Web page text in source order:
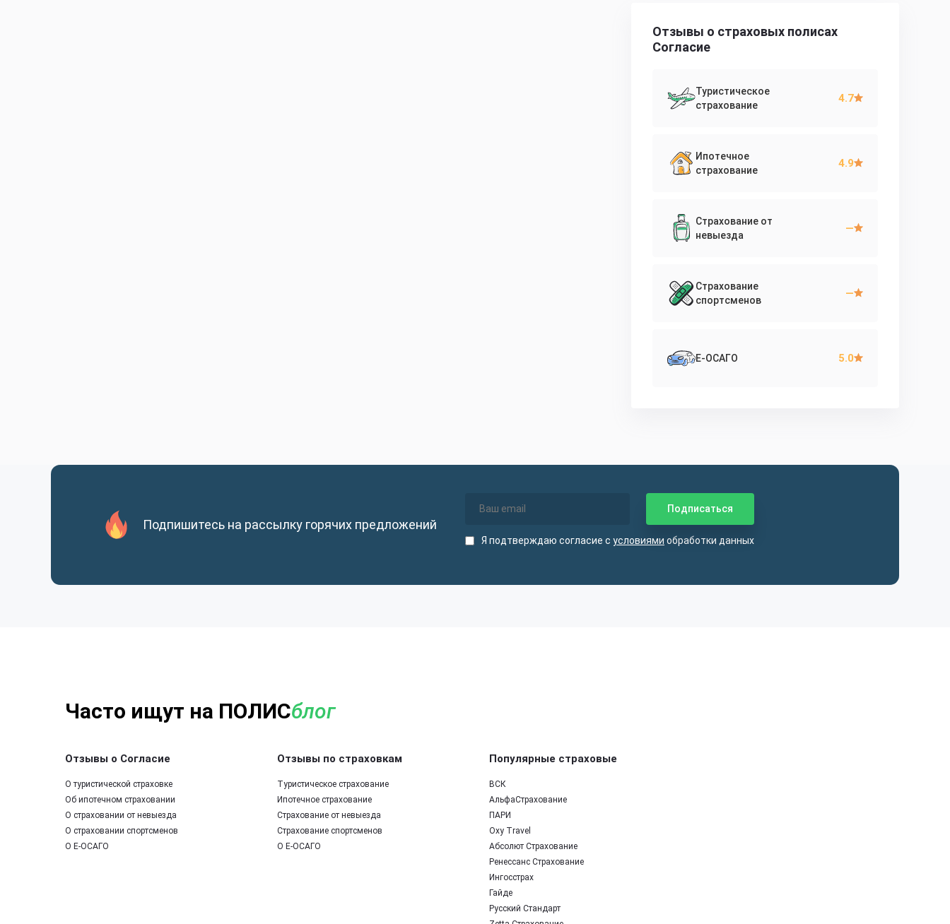
Отзывы о страховых полисах
Согласие
Туристическое
страхование
4.7
Ипотечное
страхование
4.9
Страхование от
невыезда
—
Страхование
спортсменов
—
Е-ОСАГО 5.0
Подпишитесь на рассылку горячих предложений
Я подтверждаю согласие с условиями обработки данных
Часто ищут на ПОЛИСблог
Отзывы о Согласие
О туристической страховке
Об ипотечном страховании
О страховании от невыезда
О страховании спортсменов
О Е-ОСАГО
Отзывы по страховкам
Туристическое страхование
Ипотечное страхование
Страхование от невыезда
Страхование спортсменов
О Е-ОСАГО
Популярные страховые
ВСК
АльфаСтрахование
ПАРИ
Oxy Travel
Абсолют Страхование
Ренессанс Страхование
Ингосстрах
Гайде
Русский Стандарт